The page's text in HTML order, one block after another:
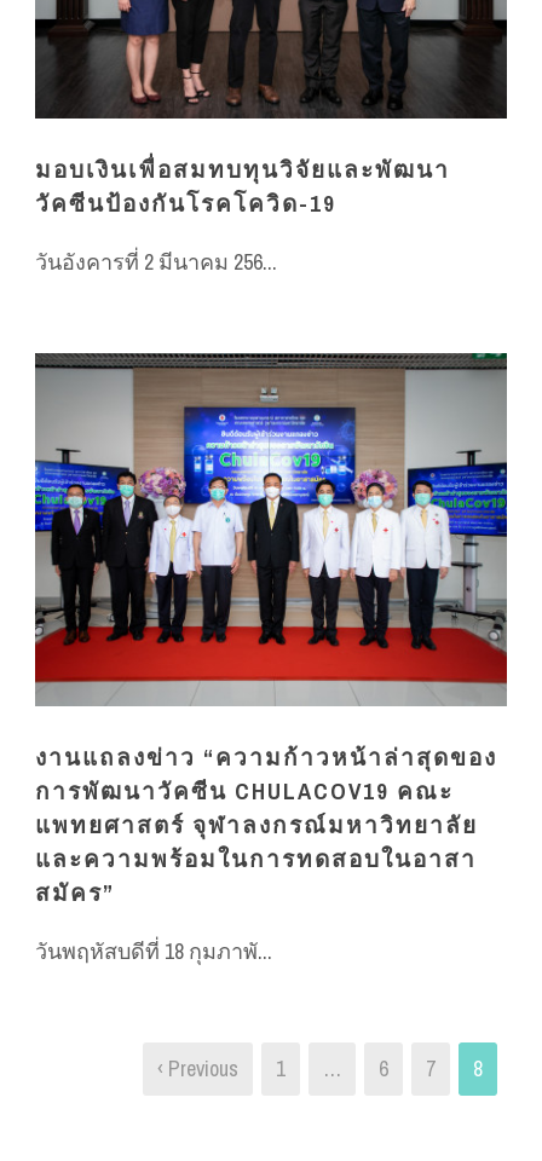
มอบเงินเพื่อสมทบทุนวิจัยและพัฒนา
วัคซีนป้องกันโรคโควิด-19
วันอังคารที่ 2 มีนาคม 256...
งานแถลงข่าว “ความก้าวหน้าล่าสุดของ
การพัฒนาวัคซีน CHULACOV19 คณะ
แพทยศาสตร์ จุฬาลงกรณ์มหาวิทยาลัย
และความพร้อมในการทดสอบในอาสา
สมัคร”
วันพฤหัสบดีที่ 18 กุมภาพั...
‹ Previous 1 … 6 7 8